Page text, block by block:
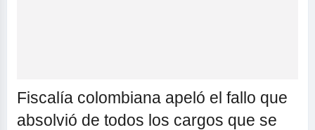
Fiscalía colombiana apeló el fallo que
absolvió de todos los cargos que se